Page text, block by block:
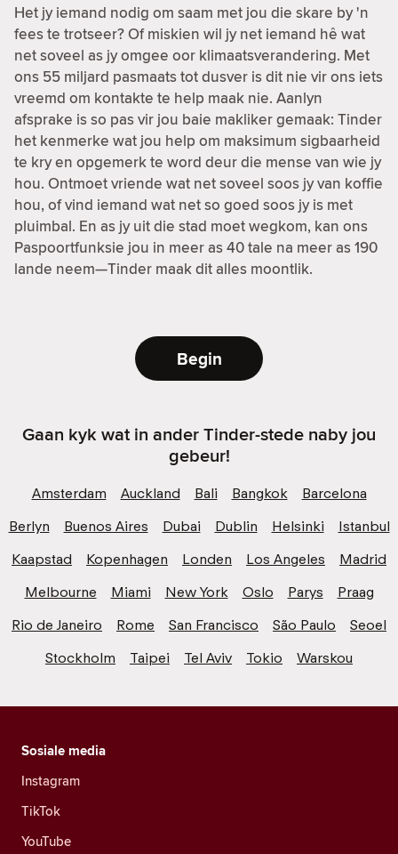
Het jy iemand nodig om saam met jou die skare by 'n
fees te trotseer? Of miskien wil jy net iemand hê wat
net soveel as jy omgee oor klimaatsverandering. Met
ons 55 miljard pasmaats tot dusver is dit nie vir ons iets
vreemd om kontakte te help maak nie. Aanlyn
afsprake is so pas vir jou baie makliker gemaak: Tinder
het kenmerke wat jou help om maksimum sigbaarheid
te kry en opgemerk te word deur die mense van wie jy
hou. Ontmoet vriende wat net soveel soos jy van koffie
hou, of vind iemand wat net so goed soos jy is met
pluimbal. En as jy uit die stad moet wegkom, kan ons
Paspoortfunksie jou in meer as 40 tale na meer as 190
lande neem—Tinder maak dit alles moontlik.
Begin
Gaan kyk wat in ander Tinder-stede naby jou
gebeur!
Amsterdam Auckland Bali Bangkok
Barcelona
Berlyn
Buenos Aires Dubai Dublin Helsinki
Istanbul
Kaapstad
Kopenhagen Londen Los Angeles
Madrid
Melbourne
Miami New York Oslo Parys
Praag
Rio de Janeiro
Rome San Francisco São Paulo
Seoel
Stockholm
Taipei Tel Aviv Tokio Warskou
Sosiale media
Instagram
TikTok
YouTube